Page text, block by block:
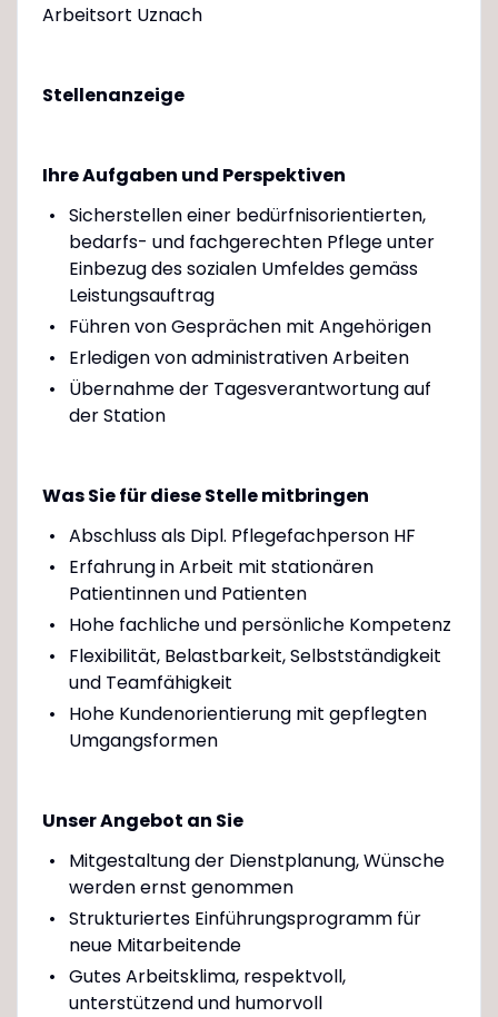
Arbeitsort Uznach
Stellenanzeige
Ihre Aufgaben und Perspektiven
Sicherstellen einer bedürfnisorientierten,
bedarfs- und fachgerechten Pflege unter
Einbezug des sozialen Umfeldes gemäss
Leistungsauftrag
Führen von Gesprächen mit Angehörigen
Erledigen von administrativen Arbeiten
Übernahme der Tagesverantwortung auf
der Station
Was Sie für diese Stelle mitbringen
Abschluss als Dipl. Pflegefachperson HF
Erfahrung in Arbeit mit stationären
Patientinnen und Patienten
Hohe fachliche und persönliche Kompetenz
Flexibilität, Belastbarkeit, Selbstständigkeit
und Teamfähigkeit
Hohe Kundenorientierung mit gepflegten
Umgangsformen
Unser Angebot an Sie
Mitgestaltung der Dienstplanung, Wünsche
werden ernst genommen
Strukturiertes Einführungsprogramm für
neue Mitarbeitende
Gutes Arbeitsklima, respektvoll,
unterstützend und humorvoll